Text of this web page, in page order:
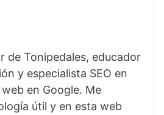
de Tonipedales, educador
y especialista SEO en
en Google. Me
útil y en esta web